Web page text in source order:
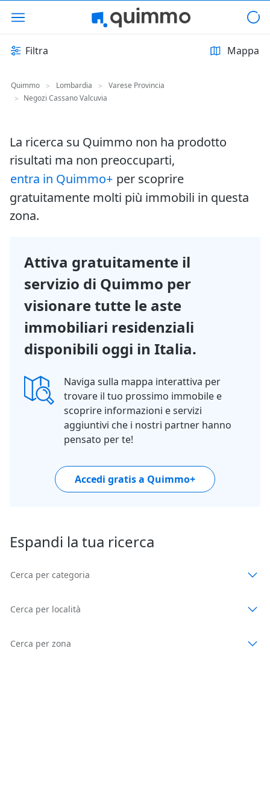
Filtra Mappa
Quimmo > Lombardia >
Varese Provincia
> Negozi Cassano Valcuvia
La ricerca su Quimmo non ha prodotto
risultati ma non preoccuparti,
entra in Quimmo+ per scoprire
gratuitamente molti più immobili in questa
zona.
Attiva gratuitamente il
servizio di Quimmo per
visionare tutte le aste
immobiliari residenziali
disponibili oggi in Italia.
Naviga sulla mappa interattiva per
trovare il tuo prossimo immobile e
scoprire informazioni e servizi
aggiuntivi che i nostri partner hanno
pensato per te!
Accedi gratis a Quimmo+
Espandi la tua ricerca
Cerca per categoria
Cerca per località
Cerca per zona